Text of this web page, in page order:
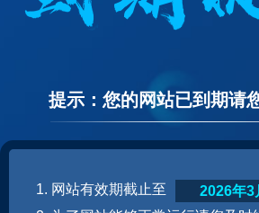
提示：您的网站已到期请
1. 网站有效期截止至
2026年3